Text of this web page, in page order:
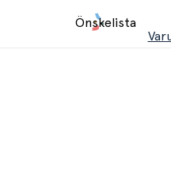
Önskelista